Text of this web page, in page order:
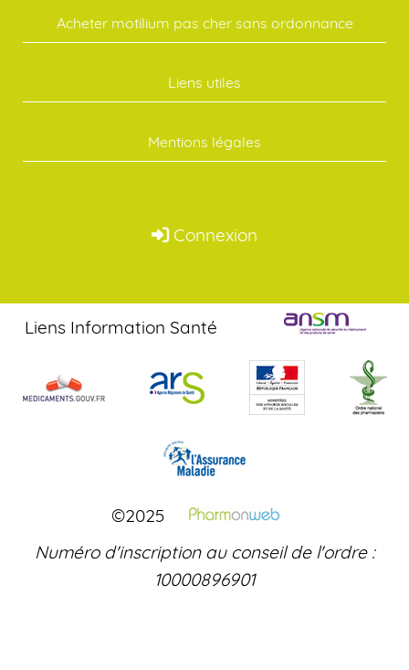
Acheter motilium pas cher sans ordonnance
Liens utiles
Mentions légales
Connexion
Liens Information Santé
©2025
Numéro d'inscription au conseil de l'ordre :
10000896901